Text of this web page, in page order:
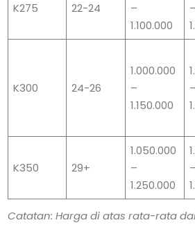
K275 22-24
–
1.100.000
–
K300 24-26
1.000.000
–
1.150.000
–
K350 29+
1.050.000
–
1.250.000
–
Catatan: Harga di atas rata-rata